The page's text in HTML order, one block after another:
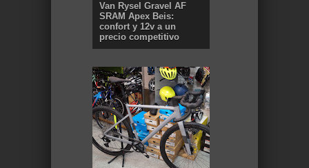
Van Rysel Gravel AF
SRAM Apex Beis:
confort y 12v a un
precio competitivo